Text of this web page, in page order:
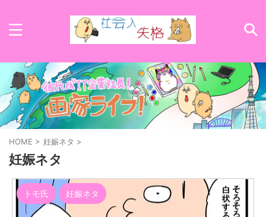
HOME > 妊娠ネタ >
妊娠ネタ
トモ氏 妊娠ネタ